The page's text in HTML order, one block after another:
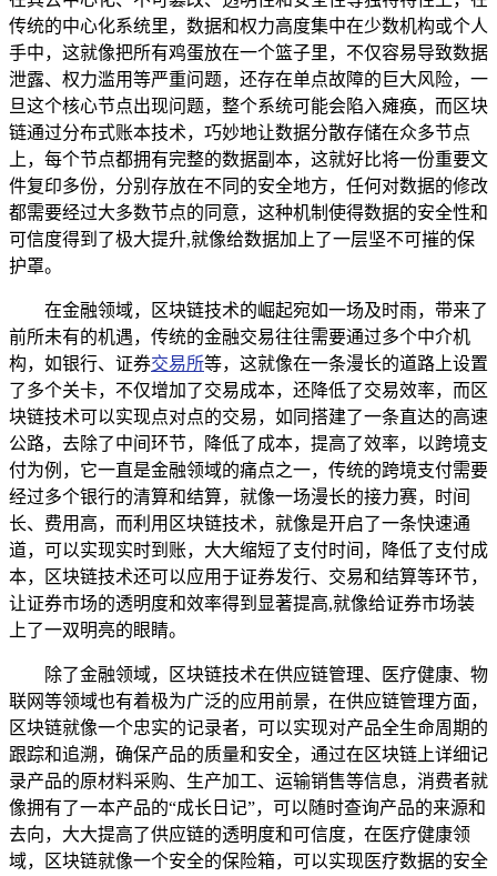
传统的中心化系统里，数据和权力高度集中在少数机构或个人
手中，这就像把所有鸡蛋放在一个篮子里，不仅容易导致数据
泄露、权力滥用等严重问题，还存在单点故障的巨大风险，一
旦这个核心节点出现问题，整个系统可能会陷入瘫痪，而区块
链通过分布式账本技术，巧妙地让数据分散存储在众多节点
上，每个节点都拥有完整的数据副本，这就好比将一份重要文
件复印多份，分别存放在不同的安全地方，任何对数据的修改
都需要经过大多数节点的同意，这种机制使得数据的安全性和
可信度得到了极大提升,就像给数据加上了一层坚不可摧的保
护罩。
在金融领域，区块链技术的崛起宛如一场及时雨，带来了
前所未有的机遇，传统的金融交易往往需要通过多个中介机
构，如银行、证券交易所等，这就像在一条漫长的道路上设置
了多个关卡，不仅增加了交易成本，还降低了交易效率，而区
块链技术可以实现点对点的交易，如同搭建了一条直达的高速
公路，去除了中间环节，降低了成本，提高了效率，以跨境支
付为例，它一直是金融领域的痛点之一，传统的跨境支付需要
经过多个银行的清算和结算，就像一场漫长的接力赛，时间
长、费用高，而利用区块链技术，就像是开启了一条快速通
道，可以实现实时到账，大大缩短了支付时间，降低了支付成
本，区块链技术还可以应用于证券发行、交易和结算等环节，
让证券市场的透明度和效率得到显著提高,就像给证券市场装
上了一双明亮的眼睛。
除了金融领域，区块链技术在供应链管理、医疗健康、物
联网等领域也有着极为广泛的应用前景，在供应链管理方面，
区块链就像一个忠实的记录者，可以实现对产品全生命周期的
跟踪和追溯，确保产品的质量和安全，通过在区块链上详细记
录产品的原材料采购、生产加工、运输销售等信息，消费者就
像拥有了一本产品的“成长日记”，可以随时查询产品的来源和
去向，大大提高了供应链的透明度和可信度，在医疗健康领
域，区块链就像一个安全的保险箱，可以实现医疗数据的安全